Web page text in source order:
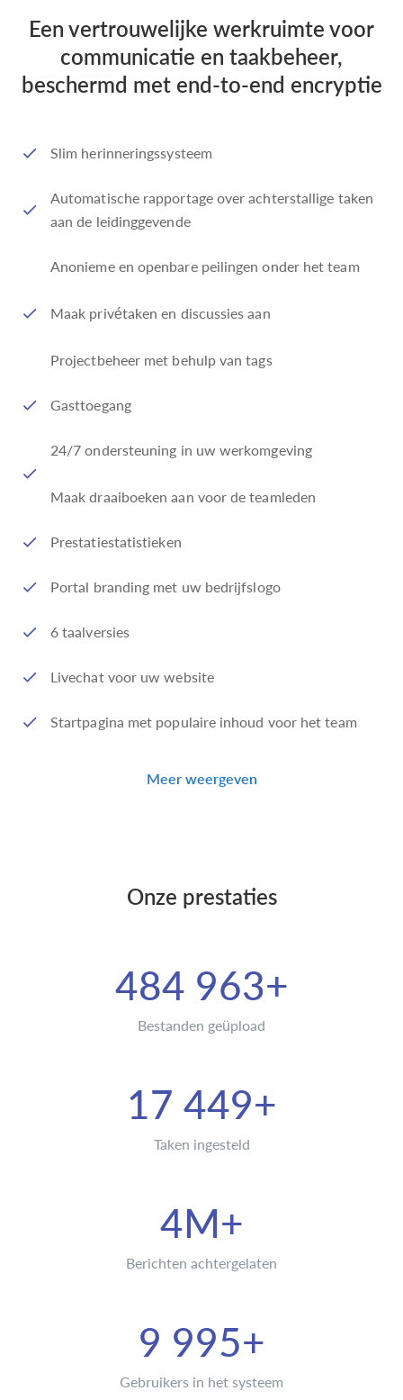
Een vertrouwelijke werkruimte voor
communicatie en taakbeheer,
beschermd met end-to-end encryptie
Slim herinneringssysteem
Automatische rapportage over achterstallige taken
aan de leidinggevende
Anonieme en openbare peilingen onder het team
Maak privétaken en discussies aan
Projectbeheer met behulp van tags
Gasttoegang
24/7 ondersteuning in uw werkomgeving
Maak draaiboeken aan voor de teamleden
Prestatiestatistieken
Portal branding met uw bedrijfslogo
6 taalversies
Livechat voor uw website
Startpagina met populaire inhoud voor het team
Meer weergeven
Onze prestaties
484 963+
Bestanden geüpload
17 449+
Taken ingesteld
4M+
Berichten achtergelaten
9 995+
Gebruikers in het systeem